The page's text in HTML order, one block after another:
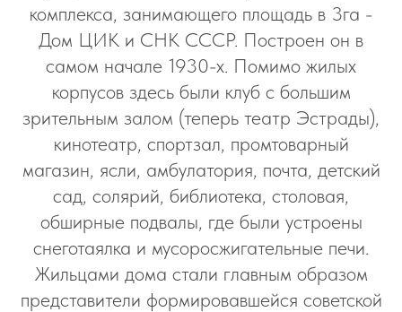
комплекса, занимающего площадь в 3га -
Дом ЦИК и СНК СССР. Построен он в
самом начале 1930-х. Помимо жилых
корпусов здесь были клуб с большим
зрительным залом (теперь театр Эстрады),
кинотеатр, спортзал, промтоварный
магазин, ясли, амбулатория, почта, детский
сад, солярий, библиотека, столовая,
обширные подвалы, где были устроены
снеготаялка и мусоросжигательные печи.
Жильцами дома стали главным образом
представители формировавшейся советской